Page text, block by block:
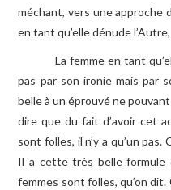
méchant, vers une approche
en tant qu’elle dénude
La femme en tant qu’elle
pas par son ironie mais par
belle à un éprouvé ne
dire que du fait d’avoir cet
sont folles, il n’y a qu’un pas.
Il a cette très belle formule
femmes sont folles, qu’on